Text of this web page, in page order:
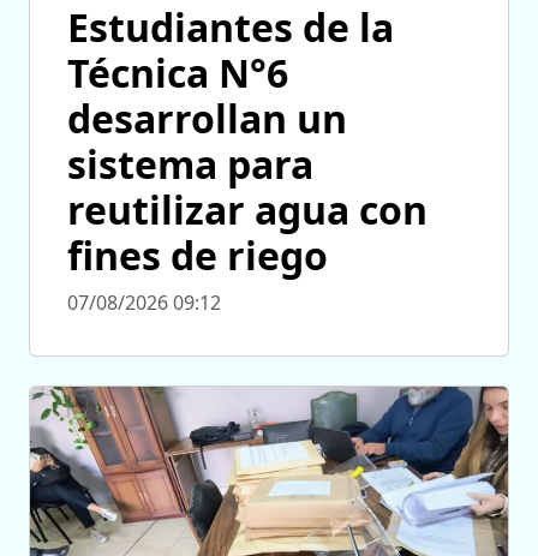
Estudiantes de la
Técnica N°6
desarrollan un
sistema para
reutilizar agua con
fines de riego
07/08/2026 09:12